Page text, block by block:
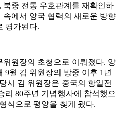
북중 전통 우호관계를 재확인하
에서 양국 협력의 새로운 방향
평가된다.
원장의 초청으로 이뤄졌다. 양
9월 김 위원장의 방중 이후 1년
시 김 위원장은 중국의 항일전
리 80주년 기념행사에 참석했으
식으로 평양을 찾게 됐다.